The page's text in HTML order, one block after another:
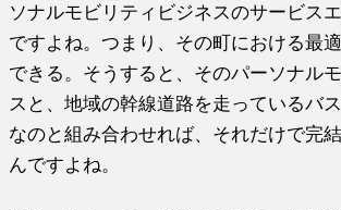
ソナルモビリティビジネスのサービス
ですよね。つまり、その町における最
できる。そうすると、そのパーソナル
スと、地域の幹線道路を走っているバ
なのと組み合わせれば、それだけで完
んですよね。